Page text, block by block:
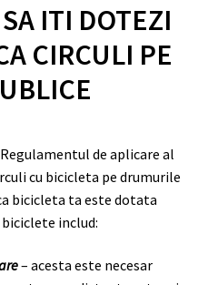
ITI DOTEZI
CIRCULI PE
de aplicare al
cu bicicleta pe drumurile
bicicleta ta este dotata
includ:
– acesta este necesar